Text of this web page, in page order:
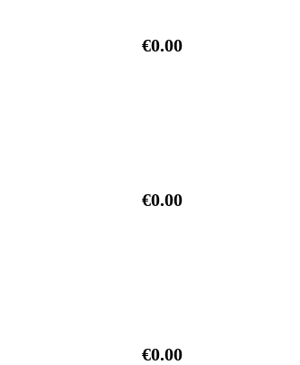
€0.00
€0.00
€0.00